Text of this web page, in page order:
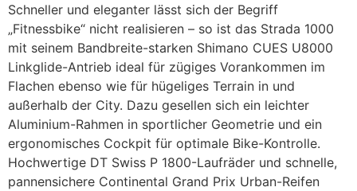
Schneller und eleganter lässt sich der Begriff
„Fitnessbike“ nicht realisieren – so ist das Strada 1000
mit seinem Bandbreite-starken Shimano CUES U8000
Linkglide-Antrieb ideal für zügiges Vorankommen im
Flachen ebenso wie für hügeliges Terrain in und
außerhalb der City. Dazu gesellen sich ein leichter
Aluminium-Rahmen in sportlicher Geometrie und ein
ergonomisches Cockpit für optimale Bike-Kontrolle.
Hochwertige DT Swiss P 1800-Laufräder und schnelle,
pannensichere Continental Grand Prix Urban-Reifen